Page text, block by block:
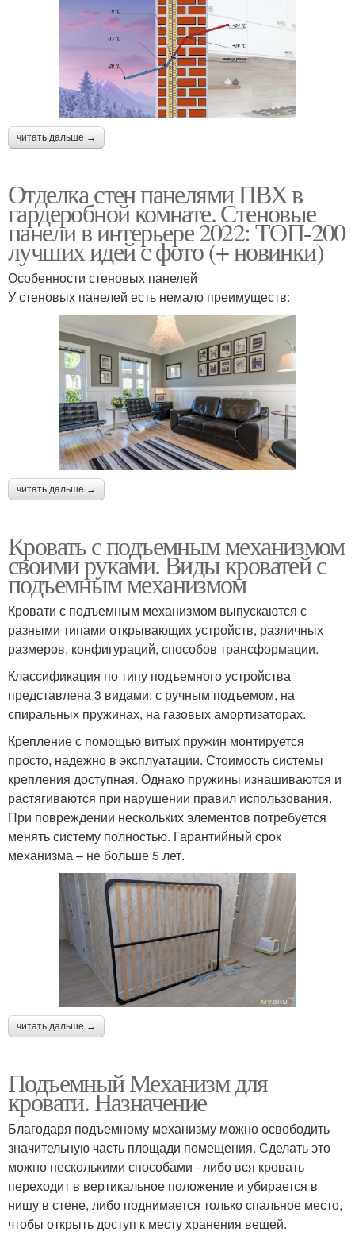
читать дальше →
Отделка стен панелями ПВХ в
гардеробной комнате. Стеновые
панели в интерьере 2022: ТОП-200
лучших идей с фото (+ новинки)
Особенности стеновых панелей
У стеновых панелей есть немало преимуществ:
читать дальше →
Кровать с подъемным механизмом
своими руками. Виды кроватей с
подъемным механизмом
Кровати с подъемным механизмом выпускаются с
разными типами открывающих устройств, различных
размеров, конфигураций, способов трансформации.
Классификация по типу подъемного устройства
представлена 3 видами: с ручным подъемом, на
спиральных пружинах, на газовых амортизаторах.
Крепление с помощью витых пружин монтируется
просто, надежно в эксплуатации. Стоимость системы
крепления доступная. Однако пружины изнашиваются и
растягиваются при нарушении правил использования.
При повреждении нескольких элементов потребуется
менять систему полностью. Гарантийный срок
механизма – не больше 5 лет.
читать дальше →
Подъемный Механизм для
кровати. Назначение
Благодаря подъемному механизму можно освободить
значительную часть площади помещения. Сделать это
можно несколькими способами - либо вся кровать
переходит в вертикальное положение и убирается в
нишу в стене, либо поднимается только спальное место,
чтобы открыть доступ к месту хранения вещей.